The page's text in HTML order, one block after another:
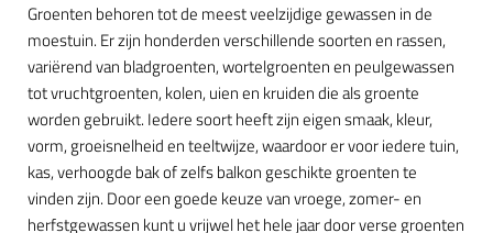
Groenten behoren tot de meest veelzijdige gewassen in de
moestuin. Er zijn honderden verschillende soorten en rassen,
variërend van bladgroenten, wortelgroenten en peulgewassen
tot vruchtgroenten, kolen, uien en kruiden die als groente
worden gebruikt. Iedere soort heeft zijn eigen smaak, kleur,
vorm, groeisnelheid en teeltwijze, waardoor er voor iedere tuin,
kas, verhoogde bak of zelfs balkon geschikte groenten te
vinden zijn. Door een goede keuze van vroege, zomer- en
herfstgewassen kunt u vrijwel het hele jaar door verse groenten